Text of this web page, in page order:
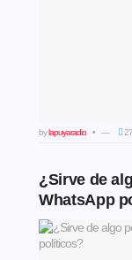
bylapuyaradio
¿Sirve de
WhatsApp